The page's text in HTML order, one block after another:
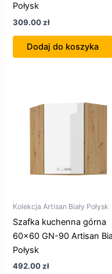
Połysk
309.00zł
Dodaj do koszyka
Kolekcja Artisan Biały Połysk
Szafka kuchenna górna
60×60 GN-90 Artisan
Połysk
492.00zł